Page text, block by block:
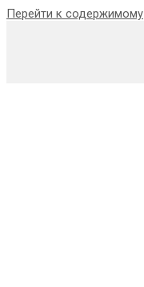
Перейти к содержимому